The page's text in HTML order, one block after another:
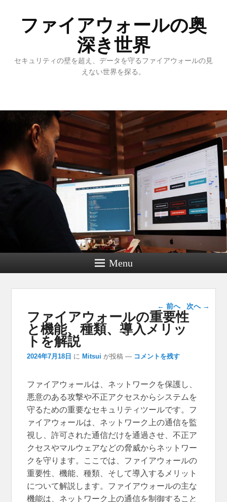
ファイアウォールの奥
深き世界
セキュリティの壁を超え、データを守るファイアウォールの見
えない世界を探る。
Menu
投稿ナビゲー
ション
← 前へ 次へ →
ファイアウォールの重要性
と機能、種類、導入メリッ
トを解説
2024年7月18日 に Mitsui が投稿 — コメントを残す
ファイアウォールは、ネットワークを保護し、
悪意のある攻撃や不正アクセスからシステムを
守るための重要なセキュリティツールです。 フ
ァイアウォールは、ネットワーク上の通信を監
視し、許可された通信だけを通過させ、不正ア
クセスやマルウェアなどの脅威からネットワー
クを守ります。ここでは、ファイアウォールの
重要性、機能、種類、そして導入するメリット
について解説します。ファイアウォールの主な
機能は、ネットワーク上の通信を制御すること